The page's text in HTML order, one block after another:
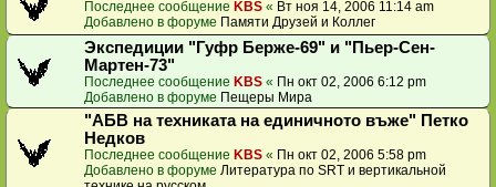
Последнее сообщение KBS « Вт ноя 14, 2006 11:14 am
Добавлено в форуме Памяти Друзей и Коллег
Экспедиции "Гуфр Берже-69" и "Пьер-Сен-
Мартен-73"
Последнее сообщение KBS « Пн окт 02, 2006 6:12 pm
Добавлено в форуме Пещеры Мира
"АБВ на техниката на единичното въже" Петко
Недков
Последнее сообщение KBS « Пн окт 02, 2006 5:58 pm
Добавлено в форуме Литература по SRT и вертикальной